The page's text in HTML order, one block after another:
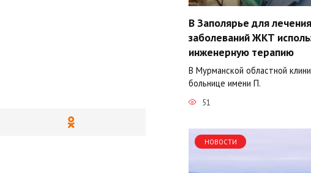
В Заполярье для
заболеваний ЖКТ
инженерную терапию
В Мурманской областной
больнице имени П.
51
НОВОСТИ